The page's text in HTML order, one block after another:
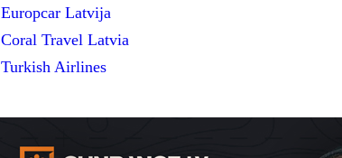
Europcar Latvija
Coral Travel Latvia
Turkish Airlines